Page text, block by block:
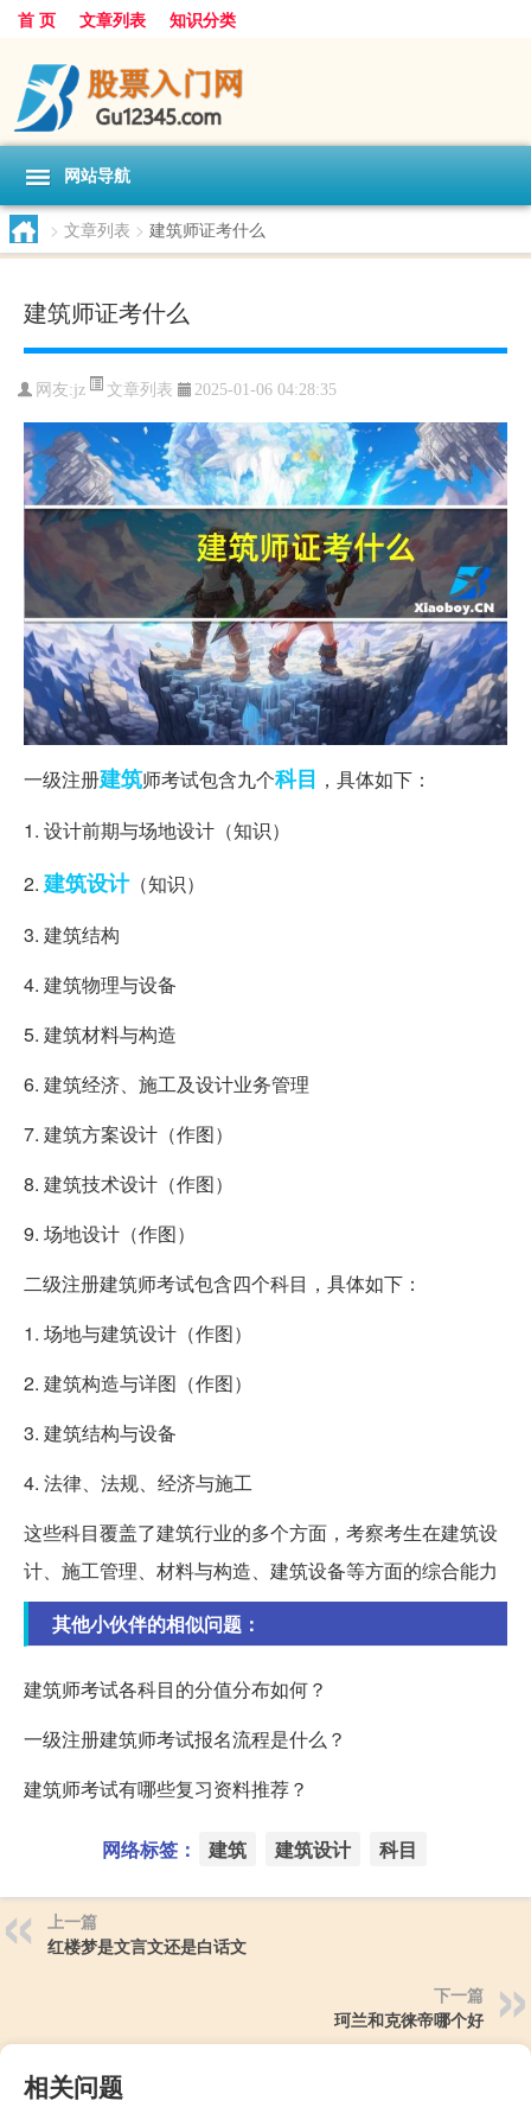
首 页 文章列表 知识分类
网站导航
> 文章列表 > 建筑师证考什么
建筑师证考什么
网友:jz 文章列表 2025-01-06 04:28:35
一级注册建筑师考试包含九个科目 ，具体如下：
1. 设计前期与场地设计（知识）
2. 建筑设计（知识）
3. 建筑结构
4. 建筑物理与设备
5. 建筑材料与构造
6. 建筑经济、施工及设计业务管理
7. 建筑方案设计（作图）
8. 建筑技术设计（作图）
9. 场地设计（作图）
二级注册建筑师考试包含四个科目，具体如下：
1. 场地与建筑设计（作图）
2. 建筑构造与详图（作图）
3. 建筑结构与设备
4. 法律、法规、经济与施工
这些科目覆盖了建筑行业的多个方面，考察考生在建筑设
计、施工管理、材料与构造、建筑设备等方面的综合能力
其他小伙伴的相似问题：
建筑师考试各科目的分值分布如何？
一级注册建筑师考试报名流程是什么？
建筑师考试有哪些复习资料推荐？
网络标签： 建筑 建筑设计 科目
上一篇
红楼梦是文言文还是白话文
下一篇
珂兰和克徕帝哪个好
相关问题